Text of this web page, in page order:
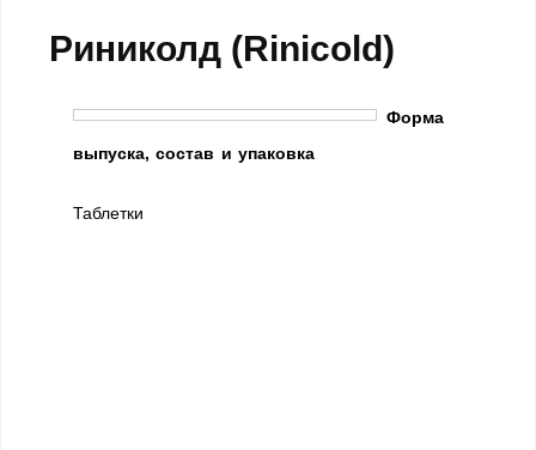
Риниколд (Rinicold)
Форма
выпуска, состав и упаковка
Таблетки